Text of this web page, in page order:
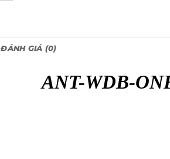
ĐÁNH GIÁ (0)
ANT-WDB-